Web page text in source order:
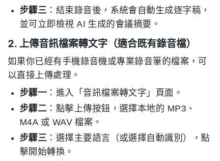
步驟三 ：結束錄音後，系統會自動生成逐字稿，
並可立即檢視 AI 生成的會議摘要。
2. 上傳音訊檔案轉文字（適合既有錄音檔）
如果你已經有手機錄音機或專業錄音筆的檔案，可
以直接上傳處理。
步驟一 ：進入「音訊檔案轉文字」頁面。
步驟二 ：點擊上傳按鈕，選擇本地的 MP3、
M4A 或 WAV 檔案。
步驟三 ：選擇主要語言（或選擇自動識別），點
擊開始轉換。